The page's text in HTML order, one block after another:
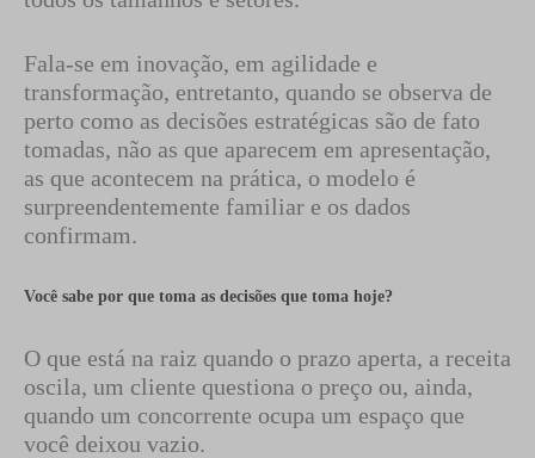
Fala-se em inovação, em agilidade e
transformação, entretanto, quando se observa de
perto como as decisões estratégicas são de fato
tomadas, não as que aparecem em apresentação,
as que acontecem na prática, o modelo é
surpreendentemente familiar e os dados
confirmam.
Você sabe por que toma as decisões que toma hoje?
O que está na raiz quando o prazo aperta, a receita
oscila, um cliente questiona o preço ou, ainda,
quando um concorrente ocupa um espaço que
você deixou vazio.